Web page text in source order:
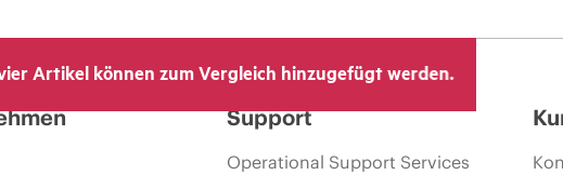
Artikel können zum Vergleich hinzugefügt werden.
Support
Operational Support Services